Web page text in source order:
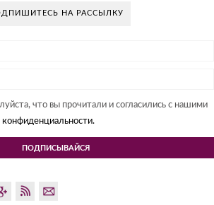
НА РАССЫЛКУ
что вы прочитали и согласились с нашими